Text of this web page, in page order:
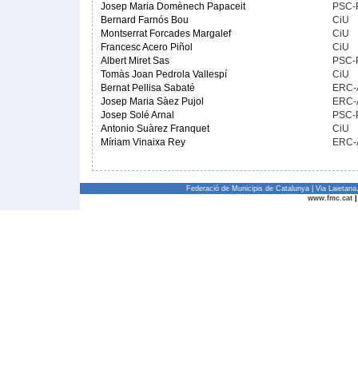
Josep Maria Domènech Papaceit
PSC-
Bernard Farnós Bou
CiU
Montserrat Forcades Margalef
CiU
Francesc Acero Piñol
CiU
Albert Miret Sas
PSC-
Tomàs Joan Pedrola Vallespí
CiU
Bernat Pellisa Sabaté
Josep Maria Sàez Pujol
Josep Solé Arnal
PSC-
Antonio Suàrez Franquet
CiU
Míriam Vinaixa Rey
Federació de Municipis de Catalunya | Via
www.fmc.cat